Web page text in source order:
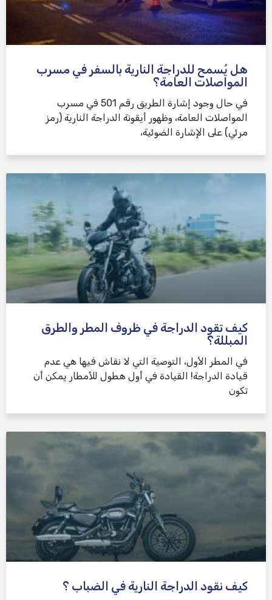
هل يُسمح للدراجة النارية بالسفر في مسرب
المواصلات العامة؟
في حال وجود إشارة الطريق رقم 501 في مسرب
المواصلات العامة، وظهور أيقونة الدراجة النارية (رمز
مرئي) على الإشارة الضوئية،
كيف تقود الدراجة في ظروف المطر والطرق
المبللة؟
في المطر الأول، التوصية التي لا نقاش فيها هي عدم
قيادة الدراجة! القيادة في أول هطول للأمطار يمكن أن
تكون
كيف نقود الدراجة النارية في الضباب ؟